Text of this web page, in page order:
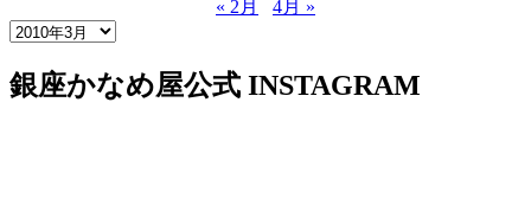
« 2月
4月 »
銀座かなめ屋公式 INSTAGRAM